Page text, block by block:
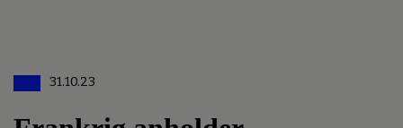
31.10.23